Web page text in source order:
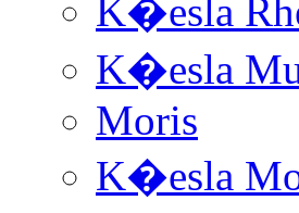
K�esla
K�esla
Moris
K�esla